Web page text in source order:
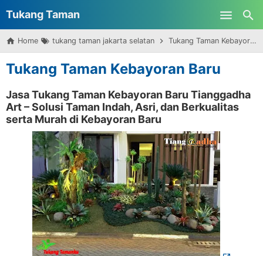
Tukang Taman
Surabaya
Home tukang taman jakarta selatan Tukang Taman Kebayoran Baru
Tukang Taman Kebayoran Baru
Jasa Tukang Taman Kebayoran Baru Tianggadha
Art – Solusi Taman Indah, Asri, dan Berkualitas
serta Murah di Kebayoran Baru